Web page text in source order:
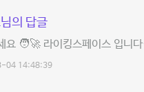
의 답글
요 🧑‍🚀 라이킹스페이스 입니
04 14:48:39